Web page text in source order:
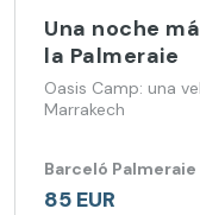
Una noche
la Palmeraie
Oasis Camp: una
Marrakech
Barceló
85 EUR